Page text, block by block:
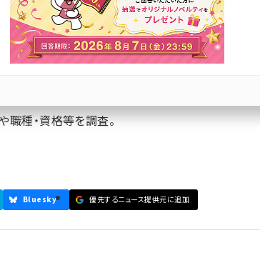
収は「400万円～599万円」が最多。最も給与が高い職種は？ 【MS-
「400万円～599万円」が最
種・資格等を調査。
Bluesky 優先するニュース提供元に追加